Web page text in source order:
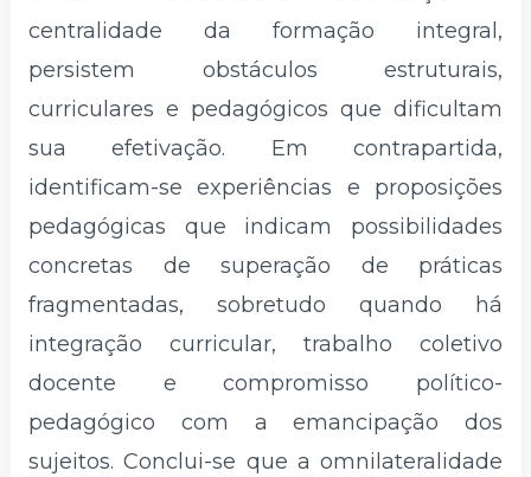
centralidade da formação integral,
persistem obstáculos estruturais,
curriculares e pedagógicos que dificultam
sua efetivação. Em contrapartida,
identificam-se experiências e proposições
pedagógicas que indicam possibilidades
concretas de superação de práticas
fragmentadas, sobretudo quando há
integração curricular, trabalho coletivo
docente e compromisso político-
pedagógico com a emancipação dos
sujeitos. Conclui-se que a omnilateralidade